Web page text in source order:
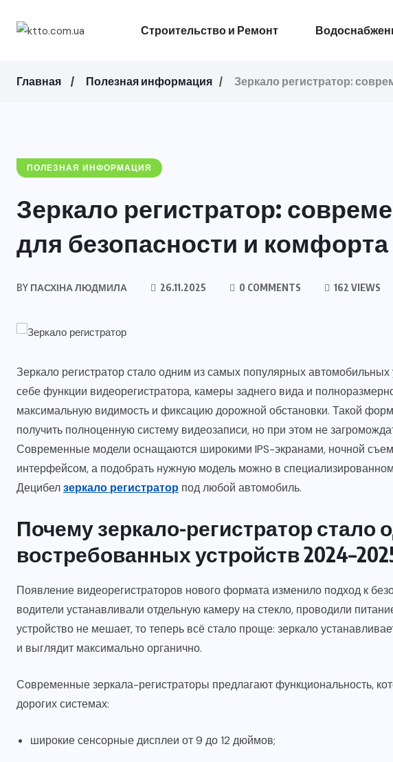
Строительство и Ремонт
Главная Полезная информация Зеркало регистратор:
ПОЛЕЗНАЯ ИНФОРМАЦИЯ
Зеркало регистратор:
для безопасности и комфорта
BY ПАСХІНА ЛЮДМИЛА 26.11.2025 0 COMMENTS 162 VIEWS
Зеркало регистратор стало одним из самых популярных автомобильных
себе функции видеорегистратора, камеры заднего вида и
максимальную видимость и фиксацию дорожной обстановки. Такой
получить полноценную систему видеозаписи, но при этом не
Современные модели оснащаются широкими IPS-экранами, ночной
интерфейсом, а подобрать нужную модель можно в специализированном
Децибелзеркало регистратор под любой автомобиль.
Почему зеркало-регистратор стало
востребованных устройств
Появление видеорегистраторов нового формата изменило подход к
водители устанавливали отдельную камеру на стекло, проводили
устройство не мешает, то теперь всё стало проще: зеркало
и выглядит максимально органично.
Современные зеркала-регистраторы предлагают функциональность,
дорогих системах:
широкие сенсорные дисплеи от 9 до 12 дюймов;